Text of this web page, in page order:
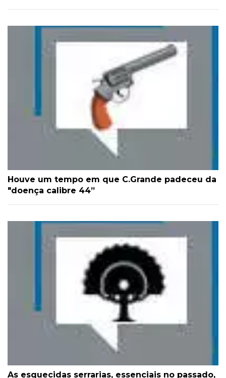
Houve um tempo em que C.Grande padeceu da
"doença calibre 44”
As esquecidas serrarias, essenciais no passado,